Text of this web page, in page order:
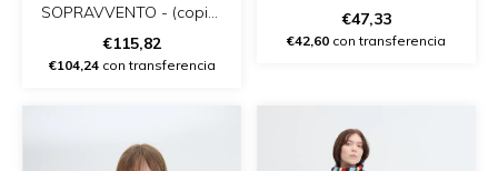
SOPRAVVENTO - (copia)
- (copia)
€115,82
€104,24con transferencia
€47,33
€42,60 con transferencia